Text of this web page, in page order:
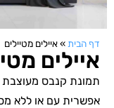
דף הבית »איילים מטיילים
איילים
תמונת קנבס מעוצבת
אפשרית עם או ללא